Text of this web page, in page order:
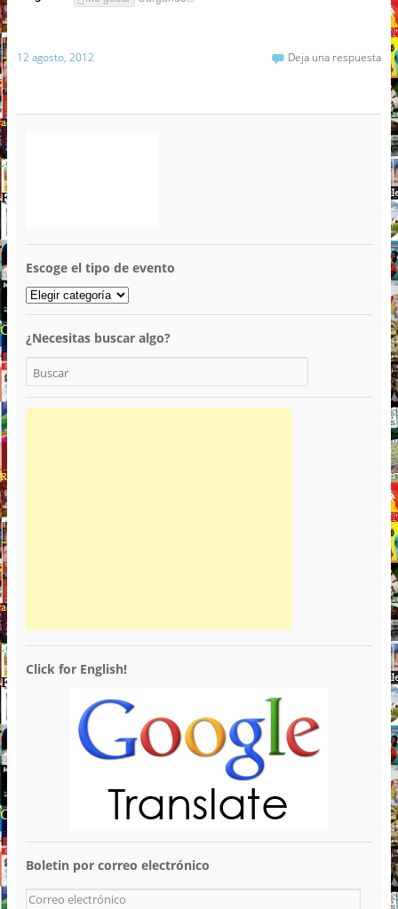
12 agosto, 2012 Deja una respuesta
Escoge el tipo de evento
¿Necesitas buscar algo?
Click for English!
Boletin por correo electrónico